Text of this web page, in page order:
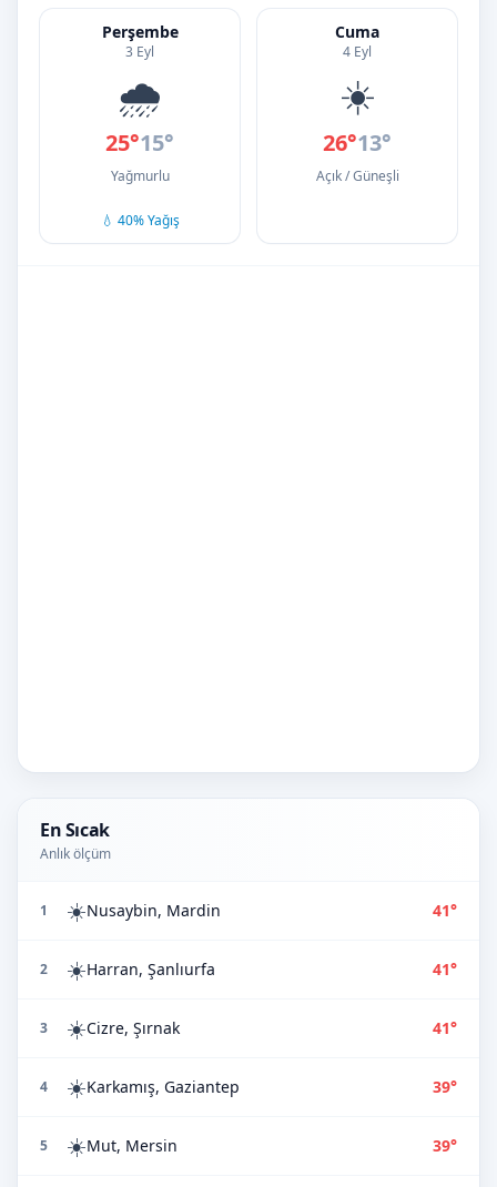
Perşembe
3 Eyl
🌧️
25°15°
Yağmurlu
💧 40% Yağış
Cuma
4 Eyl
☀️
26°13°
Açık / Güneşli
En Sıcak
Anlık ölçüm
1 ☀️Nusaybin, Mardin 41°
2 ☀️Harran, Şanlıurfa 41°
3 ☀️Cizre, Şırnak 41°
4 ☀️Karkamış, Gaziantep 39°
5 ☀️Mut, Mersin 39°